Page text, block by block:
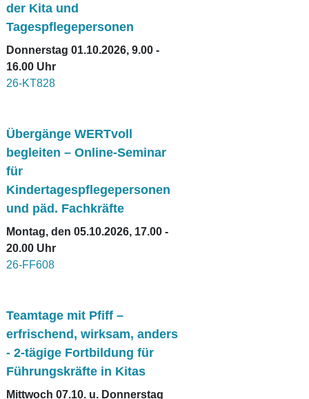
der Kita und
Tagespflegepersonen
Donnerstag 01.10.2026, 9.00 -
16.00 Uhr
26-KT828
Übergänge WERTvoll
begleiten – Online-Seminar
für
Kindertagespflegepersonen
und päd. Fachkräfte
Montag, den 05.10.2026, 17.00 -
20.00 Uhr
26-FF608
Teamtage mit Pfiff –
erfrischend, wirksam, anders
- 2-tägige Fortbildung für
Führungskräfte in Kitas
Mittwoch 07.10. u. Donnerstag